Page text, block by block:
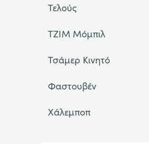
Τελούς
ΤΖΙΜ Μόμπιλ
Τσάμερ Κινητό
Φαστουβέν
Χάλεμποπ